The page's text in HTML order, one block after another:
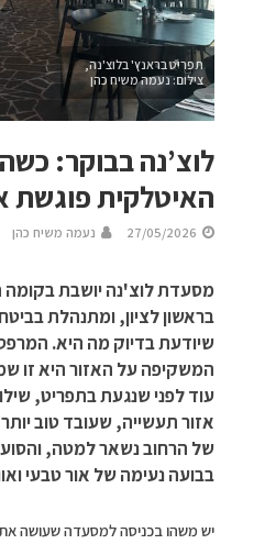
תפריט בראנץ' בלוצ'נה,
צילום: נעמה משיח כהן
לוצ’נה בבוקר:
האיטלקית פוגשת
27/05/2026 נעמה משיח כהן
מסעדת לוצ'נה יושבת
בראשון לציון, ומתנהלת
שיודעת בדיוק מה היא.
המשקיפה על האזור היא זו
עוד לפני שנגעת בתפריט,
אזור תעשייה, שעובד טוב
של הרחוב נשאר למטה,
בבועה נעימה של אור טבעי
יש משהו בכניסה למסעדה שעושה את